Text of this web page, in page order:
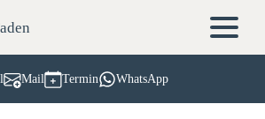
Mail Termin WhatsApp